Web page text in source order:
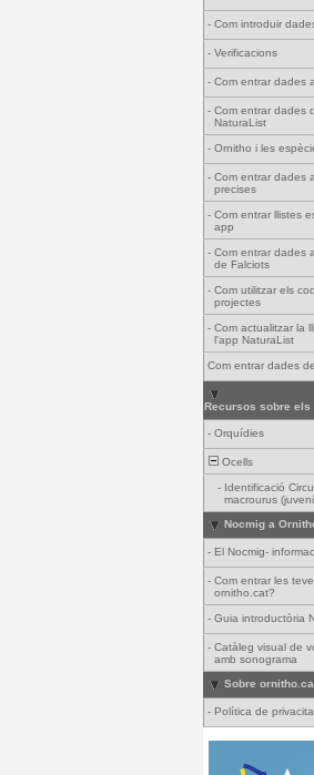
- Com introduir
- Verificacions
- Com entrar dades
- Com entrar dades
NaturaList
- Ornitho i les
- Com entrar dades
precises
- Com entrar llistes
app
- Com entrar dades
de Falciots
- Com utilitzar els
projectes
- Com actualitzar la
l'app NaturaList
Com entrar dades
Recursos sobre els
- Orquídies
Ocells
- Identificació
macrourus
Nocmig a
- El Nocmig-
- Com entrar les
ornitho.cat?
- Guia introductòria
- Catàleg visual de
amb sonograma
Sobre
- Política de